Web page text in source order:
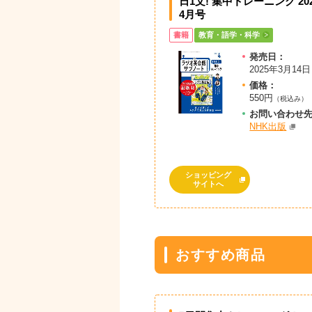
4月号
書籍 教育・語学・科学
発売日：
2025年3月14日
価格：
550円
（税込み）
お問い合わせ
NHK出版
ショッピング
サイトへ
おすすめ商品